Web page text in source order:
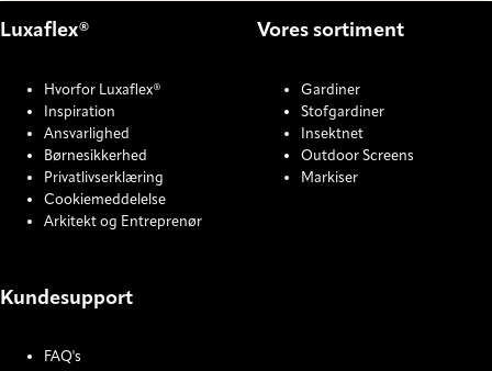
Luxaflex®
Hvorfor Luxaflex®
Inspiration
Ansvarlighed
Børnesikkerhed
Privatlivserklæring
Cookiemeddelelse
Arkitekt og Entreprenør
Vores sortiment
Gardiner
Stofgardiner
Insektnet
Outdoor Screens
Markiser
Kundesupport
FAQ's